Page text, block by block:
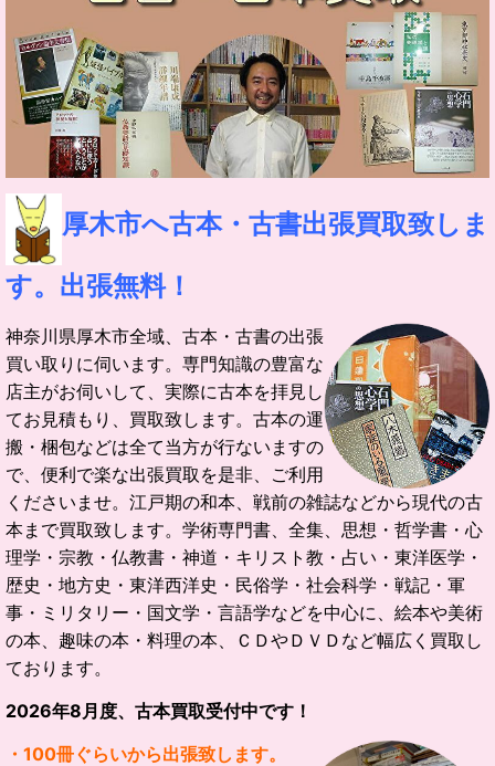
厚木市へ古本・古書出張買取致しま
す。出張無料！
神奈川県厚木市全域、古本・古書の出張
買い取りに伺います。 専門知識の豊富な
店主がお伺いして、実際に古本を拝見し
てお見積もり、買取致します。 古本の運
搬・梱包などは全て当方が行ないますの
で、便利で楽な出張買取を是非、ご利用
くださいませ。 江戸期の和本、戦前の雑誌などから現代の古
本まで買取致します。学術専門書、全集、思想・哲学書・心
理学・宗教・仏教書・神道・キリスト教・占い・東洋医学・
歴史・地方史・東洋西洋史・民俗学・社会科学・戦記・軍
事・ミリタリー・国文学・言語学などを中心に、絵本や美術
の本、趣味の本・料理の本、ＣＤやＤＶＤなど幅広く買取し
ております。
2026年8 月度、古本買取受付中です！
・100冊ぐらいから出張致します。